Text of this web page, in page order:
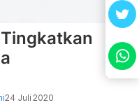
24 Juli 2020